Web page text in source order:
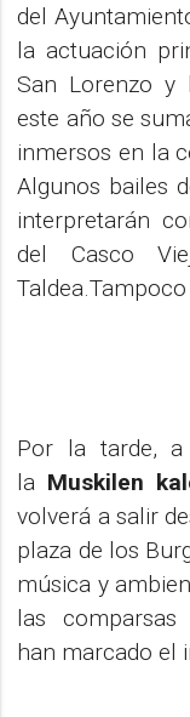
del
la actuación
San Lorenzo y
este año se
inmersos en la
Algunos bailes
interpretarán
del Casco
Por la tarde,
la Muskilen
volverá a salir
plaza de los
música y
las comparsas
han marcado el